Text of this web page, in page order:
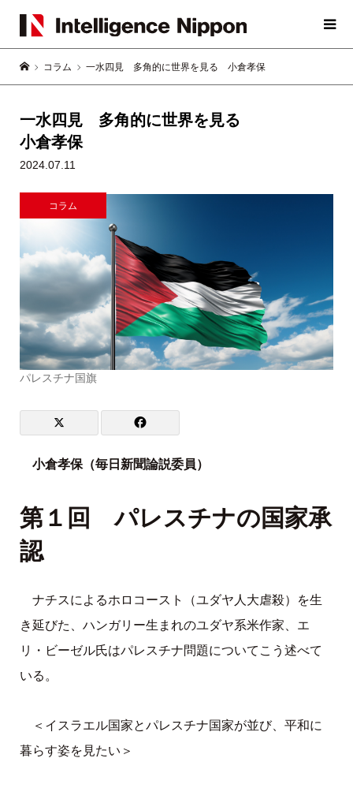
コラム 一水四見 多角的に世界を見る 小倉孝保
一水四見 多角的に世界を見る
小倉孝保
2024.07.11
パレスチナ国旗
コラム
小倉孝保（毎日新聞論説委員）
第１回 パレスチナの国家承
認
ナチスによるホロコースト（ユダヤ人大虐殺）を生
き延びた、ハンガリー生まれのユダヤ系米作家、エ
リ・ビーゼル氏はパレスチナ問題についてこう述べて
いる。
＜イスラエル国家とパレスチナ国家が並び、平和に
暮らす姿を見たい＞